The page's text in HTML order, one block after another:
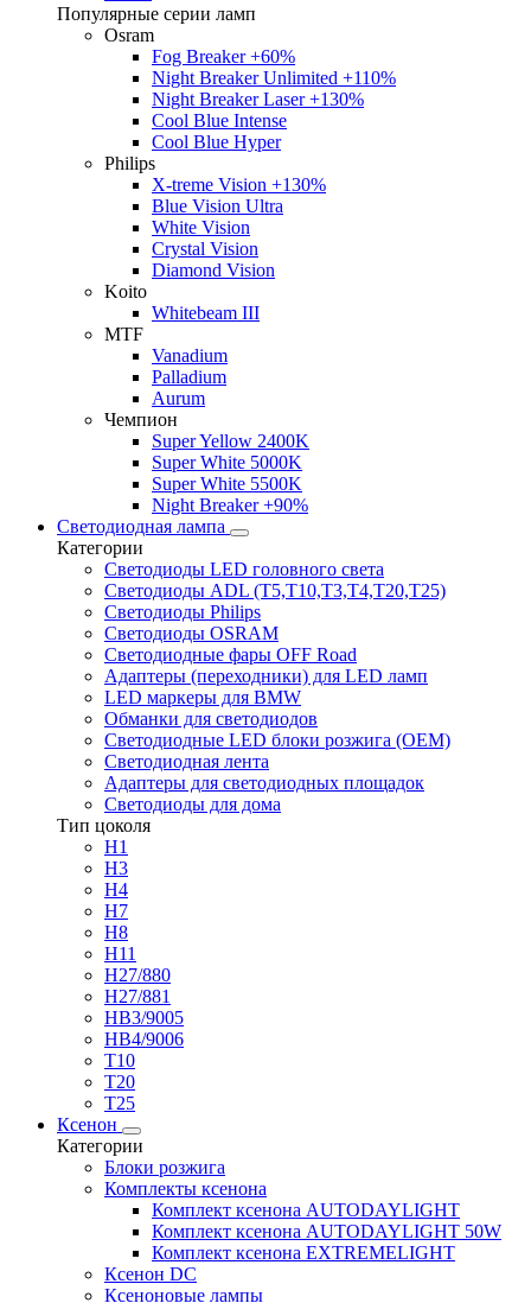
Популярные серии ламп
Osram
Fog Breaker +60%
Night Breaker Unlimited +110%
Night Breaker Laser +130%
Cool Blue Intense
Cool Blue Hyper
Philips
X-treme Vision +130%
Blue Vision Ultra
White Vision
Crystal Vision
Diamond Vision
Koito
Whitebeam III
MTF
Vanadium
Palladium
Aurum
Чемпион
Super Yellow 2400K
Super White 5000K
Super White 5500K
Night Breaker +90%
Светодиодная лампа
Категории
Светодиоды LED головного света
Светодиоды ADL (T5,T10,T3,T4,T20,T25)
Светодиоды Philips
Светодиоды OSRAM
Светодиодные фары OFF Road
Адаптеры (переходники) для LED ламп
LED маркеры для BMW
Обманки для светодиодов
Светодиодные LED блоки розжига (OEM)
Светодиодная лента
Адаптеры для светодиодных площадок
Светодиоды для дома
Тип цоколя
H1
H3
H4
H7
H8
H11
H27/880
H27/881
HB3/9005
HB4/9006
T10
T20
T25
Ксенон
Категории
Блоки розжига
Комплекты ксенона
Комплект ксенона AUTODAYLIGHT
Комплект ксенона AUTODAYLIGHT 50W
Комплект ксенона EXTREMELIGHT
Ксенон DC
Ксеноновые лампы